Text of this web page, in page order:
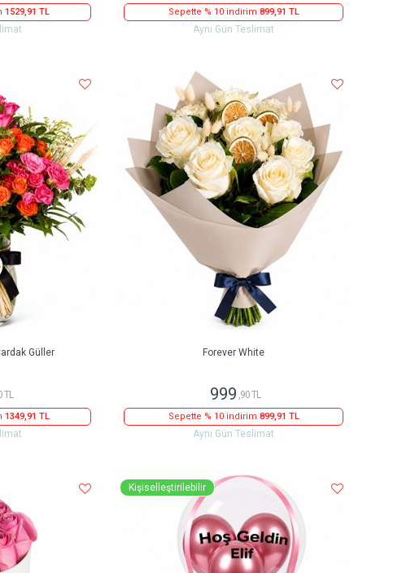
1529,91 TL Sepette % 10 indirim 899,91 TL
Aynı Gün Teslimat
Güller
TL
1349,91 TL
Forever White
999 ,90 TL
Sepette % 10 indirim 899,91 TL
Aynı Gün Teslimat
Kişiselleştirilebilir